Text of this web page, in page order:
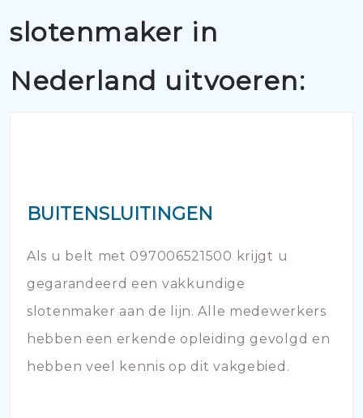
slotenmaker in
Nederland uitvoeren:
BUITENSLUITINGEN
Als u belt met 097006521500 krijgt u
gegarandeerd een vakkundige
slotenmaker aan de lijn. Alle medewerkers
hebben een erkende opleiding gevolgd en
hebben veel kennis op dit vakgebied.